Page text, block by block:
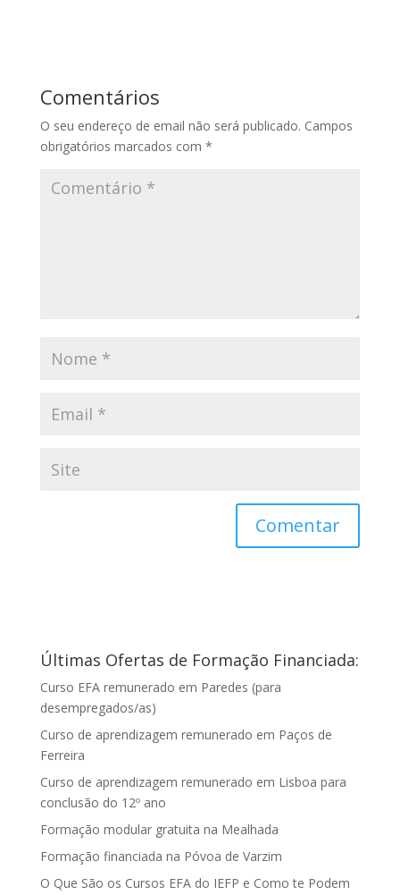
Comentários
O seu endereço de email não será publicado. Campos
obrigatórios marcados com *
Últimas Ofertas de Formação Financiada:
Curso EFA remunerado em Paredes (para
desempregados/as)
Curso de aprendizagem remunerado em Paços de
Ferreira
Curso de aprendizagem remunerado em Lisboa para
conclusão do 12º ano
Formação modular gratuita na Mealhada
Formação financiada na Póvoa de Varzim
O Que São os Cursos EFA do IEFP e Como te Podem